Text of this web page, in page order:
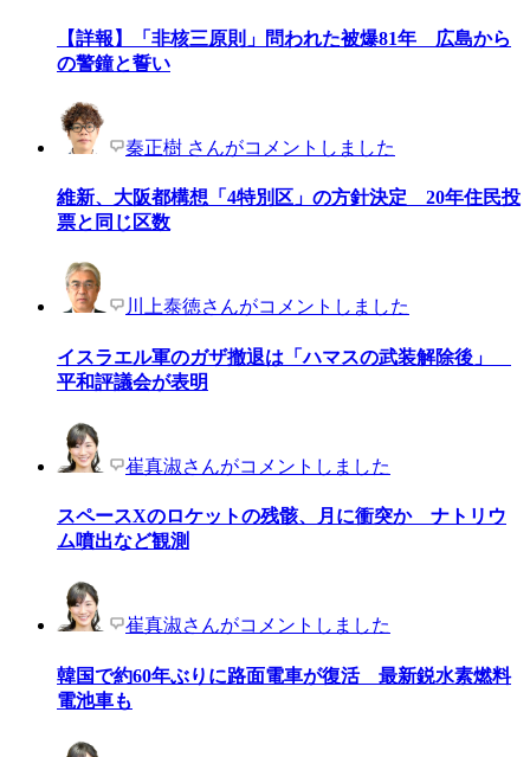
【詳報】「非核三原則」問われた被爆81年 広島から
の警鐘と誓い
秦正樹 さんがコメントしました
維新、大阪都構想「4特別区」の方針決定 20年住民投
票と同じ区数
川上泰徳さんがコメントしました
イスラエル軍のガザ撤退は「ハマスの武装解除後」
平和評議会が表明
崔真淑さんがコメントしました
スペースXのロケットの残骸、月に衝突か ナトリウ
ム噴出など観測
崔真淑さんがコメントしました
韓国で約60年ぶりに路面電車が復活 最新鋭水素燃料
電池車も